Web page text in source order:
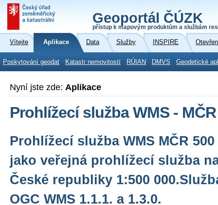
Geoportál ČÚZK
přístup k mapovým produktům a službám
Vítejte Aplikace Data Služby INSPIRE
Poskytování geodat Katastr nemovitostí RÚIAN DMVS Geodetické
Nyní jste zde: Aplikace
Prohlížecí služba WMS -
Prohlížecí služba WMS MČR
jako veřejná prohlížecí služba
České republiky 1:500
OGC WMS 1.1.1. a 1.3.0.